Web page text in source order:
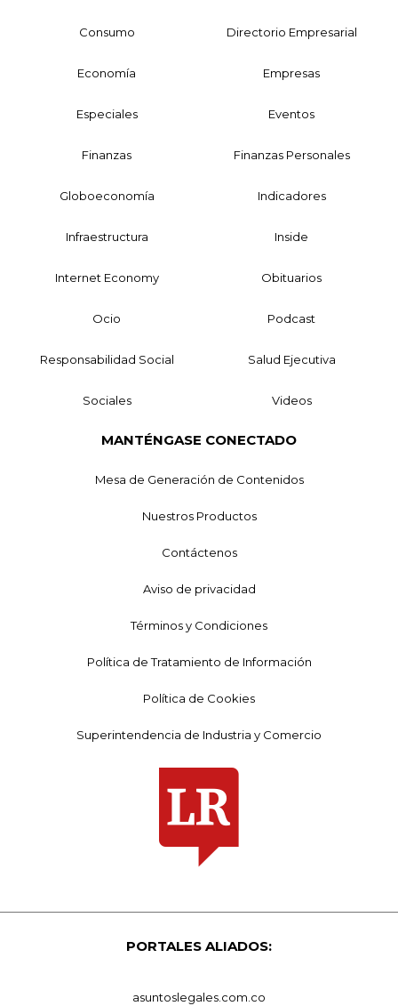
Consumo Directorio Empresarial
Economía Empresas
Especiales Eventos
Finanzas Finanzas Personales
Globoeconomía Indicadores
Infraestructura Inside
Internet Economy Obituarios
Ocio Podcast
Responsabilidad Social Salud Ejecutiva
Sociales Videos
MANTÉNGASE CONECTADO
Mesa de Generación de Contenidos
Nuestros Productos
Contáctenos
Aviso de privacidad
Términos y Condiciones
Política de Tratamiento de Información
Política de Cookies
Superintendencia de Industria y Comercio
PORTALES ALIADOS:
asuntoslegales.com.co